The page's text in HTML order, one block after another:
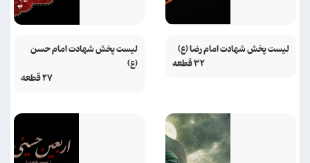
۳۲ قطعه
لیست پخش شهادت امام رضا (ع)
۲۷ قطعه
لیست پخش شهادت امام حسن
(ع)